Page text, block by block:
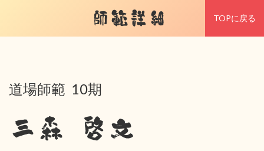
師範詳細 TOPに戻る
道場師範 10期
三森 啓文